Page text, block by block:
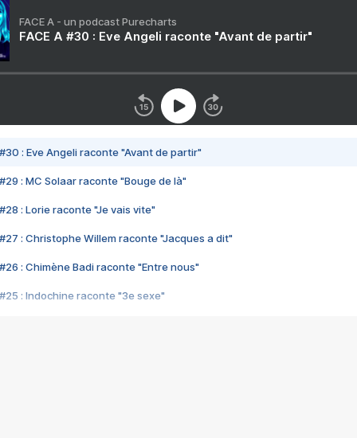
FACE A - un podcast Purecharts
FACE A #30 : Eve Angeli raconte "Avant de partir"
#30 : Eve Angeli raconte "Avant de partir"
#29 : MC Solaar raconte "Bouge de là"
#28 : Lorie raconte "Je vais vite"
#27 : Christophe Willem raconte "Jacques a dit"
#26 : Chimène Badi raconte "Entre nous"
#25 : Indochine raconte "3e sexe"